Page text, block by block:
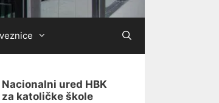
Nacionalni ured HBK
za katoličke škole